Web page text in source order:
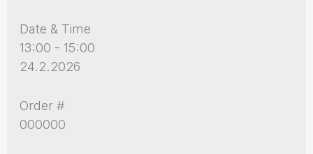
Date & Time
13:00 - 15:00
24.2.2026
Order #
000000